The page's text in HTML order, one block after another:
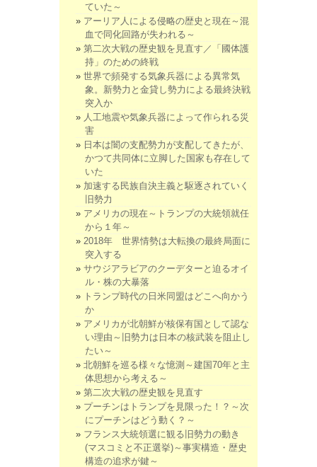
ていた～
アーリア人による侵略の歴史と現在～混
血で同化回路が失われる～
第二次大戦の歴史観を見直す／「國体護
持」のための終戦
世界で頻発する気象兵器による異常気
象。新勢力と金貸し勢力による最終決戦
突入か
人工地震や気象兵器によって作られる災
害
日本は闇の支配勢力が支配してきたが、
かつて共同体に立脚した国家も存在して
いた
加速する民族自決主義と駆逐されていく
旧勢力
アメリカの現在～トランプの大統領就任
から１年～
2018年 世界情勢は大転換の最終局面に
突入する
サウジアラビアのクーデターと迫るオイ
ル・株の大暴落
トランプ時代の日米同盟はどこへ向かう
か
アメリカが北朝鮮が核保有国として認な
い理由～旧勢力は日本の核武装を阻止し
たい～
北朝鮮を巡る様々な憶測～建国70年と主
体思想から考える～
第二次大戦の歴史観を見直す
プーチンはトランプを見限った！？～次
にプーチンはどう動く？～
フランス大統領選に観る旧勢力の動き
(マスコミと不正選挙)～事実構造・歴史
構造の追求が鍵～